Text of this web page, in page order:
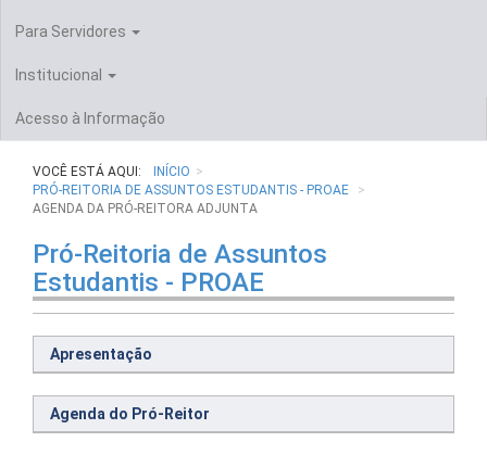
Para Servidores
Institucional
Acesso à Informação
VOCÊ ESTÁ AQUI:
INÍCIO
PRÓ-REITORIA DE ASSUNTOS ESTUDANTIS - PROAE
AGENDA DA PRÓ-REITORA ADJUNTA
Pró-Reitoria de Assuntos
Estudantis - PROAE
Apresentação
Agenda do Pró-Reitor